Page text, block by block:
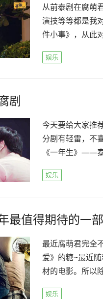
从前泰剧在腐萌
演技等等都是我
件小事》，从此
娱乐
剧
今天要给大家推
分剧有轻雷，不
《一年生》——
娱乐
最值得期待的一
最近腐萌君完全
爱》的糖~最近
材的电影。所以
娱乐